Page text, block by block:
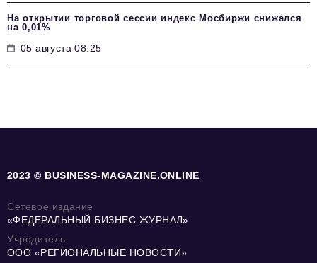
На открытии торговой сессии индекс Мосбиржи снижался
на 0,01%
05 августа 08:25
2023 © BUSINESS-MAGAZINE.ONLINE
Сетевое издание
«ФЕДЕРАЛЬНЫЙ БИЗНЕС ЖУРНАЛ»
Учредитель
ООО «РЕГИОНАЛЬНЫЕ НОВОСТИ»